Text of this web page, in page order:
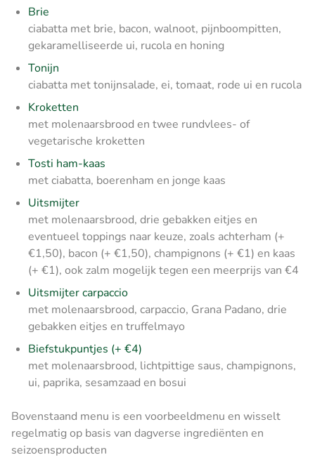
Brie
ciabatta met brie, bacon, walnoot, pijnboompitten,
gekaramelliseerde ui, rucola en honing
Tonijn
ciabatta met tonijnsalade, ei, tomaat, rode ui en rucola
Kroketten
met molenaarsbrood en twee rundvlees- of
vegetarische kroketten
Tosti ham-kaas
met ciabatta, boerenham en jonge kaas
Uitsmijter
met molenaarsbrood, drie gebakken eitjes en
eventueel toppings naar keuze, zoals achterham (+
€1,50), bacon (+ €1,50), champignons (+ €1) en kaas
(+ €1), ook zalm mogelijk tegen een meerprijs van €4
Uitsmijter carpaccio
met molenaarsbrood, carpaccio, Grana Padano, drie
gebakken eitjes en truffelmayo
Biefstukpuntjes (+ €4)
met molenaarsbrood, lichtpittige saus, champignons,
ui, paprika, sesamzaad en bosui
Bovenstaand menu is een voorbeeldmenu en wisselt
regelmatig op basis van dagverse ingrediënten en
seizoensproducten